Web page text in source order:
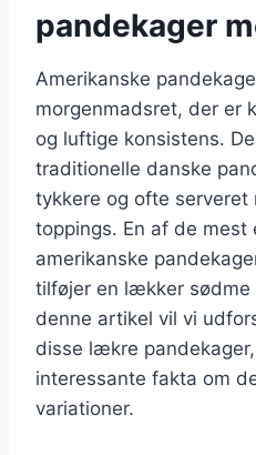
pandekager
Amerikanske
morgenmadsret, der er
og luftige konsistens.
traditionelle danske
tykkere og ofte serveret
toppings. En af de mest
amerikanske
tilføjer en lækker sødme
denne artikel vil vi
disse lækre
interessante fakta om
variationer.